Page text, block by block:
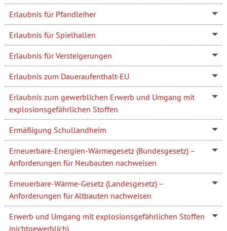
Erlaubnis für Pfandleiher
Erlaubnis für Spielhallen
Erlaubnis für Versteigerungen
Erlaubnis zum Daueraufenthalt-EU
Erlaubnis zum gewerblichen Erwerb und Umgang mit
explosionsgefährlichen Stoffen
Ermäßigung Schullandheim
Erneuerbare-Energien-Wärmegesetz (Bundesgesetz) –
Anforderungen für Neubauten nachweisen
Erneuerbare-Wärme-Gesetz (Landesgesetz) –
Anforderungen für Altbauten nachweisen
Erwerb und Umgang mit explosionsgefährlichen Stoffen
(nichtgewerblich)